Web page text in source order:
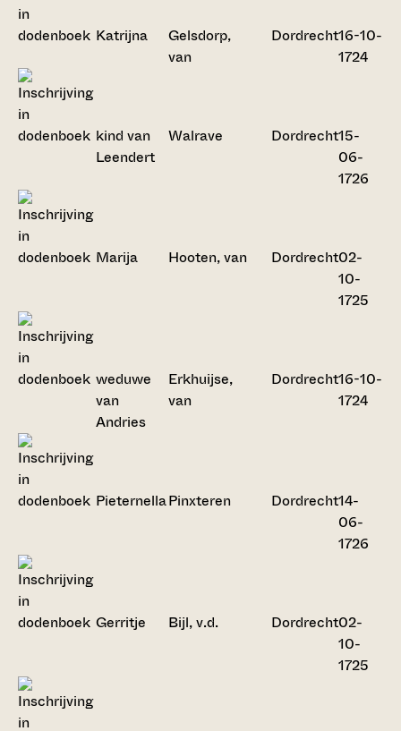
Katrijna
Gelsdorp,
van
Dordrecht16-10-
1724
kind van
Leendert
Walrave Dordrecht15-
06-
1726
Marija Hooten, van Dordrecht02-
10-
1725
weduwe
van
Andries
Erkhuijse,
van
Dordrecht16-10-
1724
PieternellaPinxteren Dordrecht14-
06-
1726
Gerritje Bijl, v.d. Dordrecht02-
10-
1725